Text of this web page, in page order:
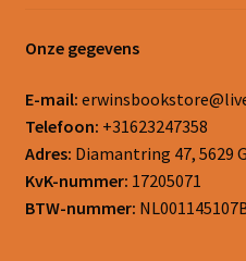
Onze gegevens
E-mail:
Telefoon: +31623247358
Adres: Diamantring 47, 5629
KvK-nummer: 17205071
BTW-nummer: